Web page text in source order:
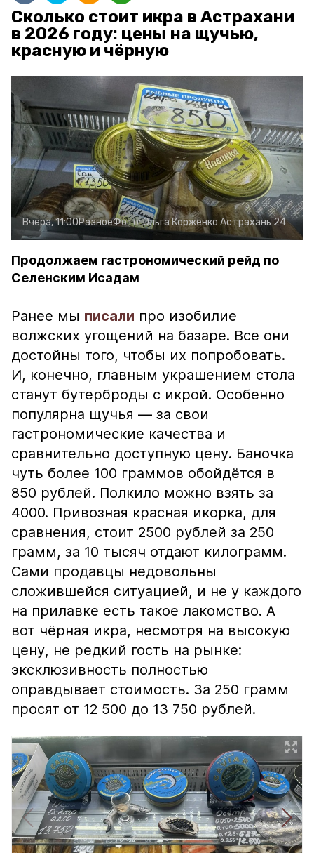
Сколько стоит икра в Астрахани
в 2026 году: цены на щучью,
красную и чёрную
Вчера, 11:00РазноеФото:Ольга Корженко Астрахань 24
Продолжаем гастрономический рейд по
Селенским Исадам
Ранее мы писали про изобилие
волжских угощений на базаре. Все они
достойны того, чтобы их попробовать.
И, конечно, главным украшением стола
станут бутерброды с икрой. Особенно
популярна щучья — за свои
гастрономические качества и
сравнительно доступную цену. Баночка
чуть более 100 граммов обойдётся в
850 рублей. Полкило можно взять за
4000. Привозная красная икорка, для
сравнения, стоит 2500 рублей за 250
грамм, за 10 тысяч отдают килограмм.
Сами продавцы недовольны
сложившейся ситуацией, и не у каждого
на прилавке есть такое лакомство. А
вот чёрная икра, несмотря на высокую
цену, не редкий гость на рынке:
эксклюзивность полностью
оправдывает стоимость. За 250 грамм
просят от 12 500 до 13 750 рублей.